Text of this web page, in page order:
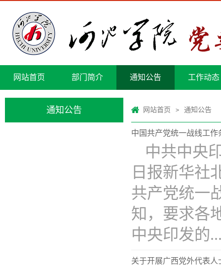
网站首页 部门简介 通知公告 工作动态
通知公告 网站首页 > 通知公告
中国共产党统一战线工作
中共中央
日报新华社
共产党统一
知，要求各
中央印发的
关于开展广西党外代表